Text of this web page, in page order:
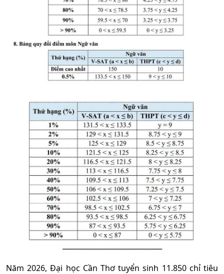
Năm 2026, Đại học Cần Thơ tuyển sinh 11.850 chỉ tiêu